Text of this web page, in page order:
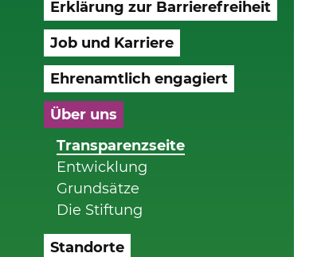
Erklärung zur Barrierefreiheit
Job und Karriere
Ehrenamtlich engagiert
Über uns
Transparenzseite
Entwicklung
Grundsätze
Die Stiftung
Standorte